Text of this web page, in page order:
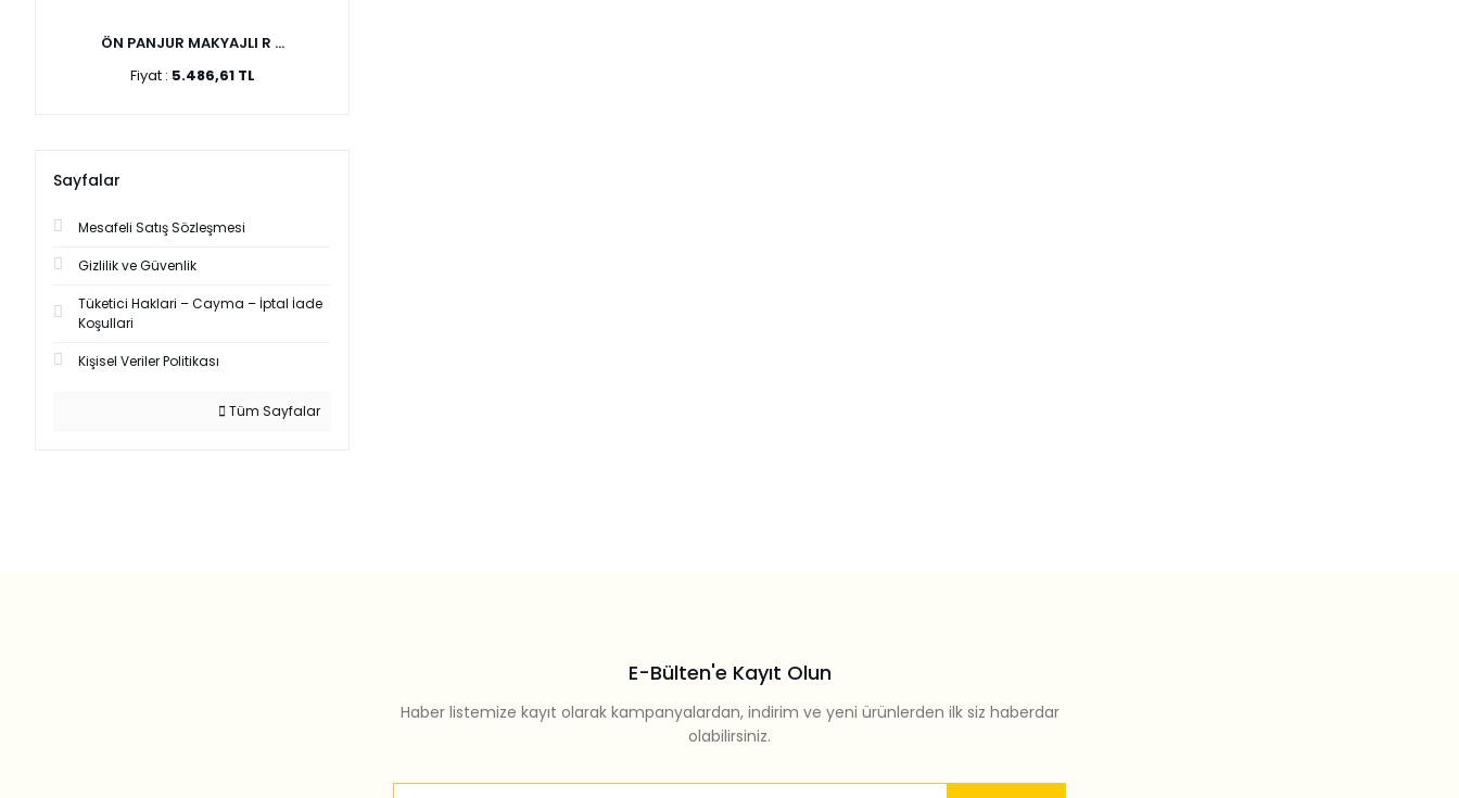
ÖN PANJUR MAKYAJLI R ...
Fiyat : 5.486,61 TL
Sayfalar
Mesafeli Satış Sözleşmesi
Gizlilik ve Güvenlik
Tüketici Haklari – Cayma – İptal İade
Koşullari
Kişisel Veriler Politikası
Tüm Sayfalar
E-Bülten'e Kayıt Olun
Haber listemize kayıt olarak kampanyalardan, indirim ve yeni ürünlerden ilk siz haberdar
olabilirsiniz.